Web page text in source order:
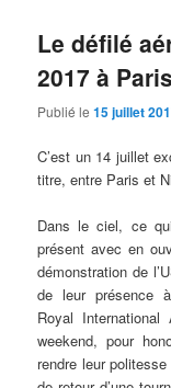
Le défilé
2017 à Paris
Publié le15 juillet
C’est un 14 juillet
titre, entre Paris et
Dans le ciel, ce
présent avec en
démonstration de
de leur présence à
Royal
weekend, pour
rendre leur